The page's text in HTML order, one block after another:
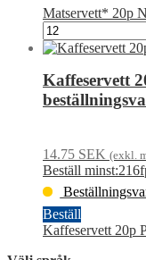
Matservett* 20p
Kaffeservett
14.75 SEK (exkl.
Beställ
Beställ
Kaffeservett 20p